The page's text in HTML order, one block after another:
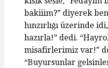
bakiiim?” diyerek
hınzırlığı üzerinde
hazırla!” dedi.
misafirlerimiz var!”
“Buyursunlar